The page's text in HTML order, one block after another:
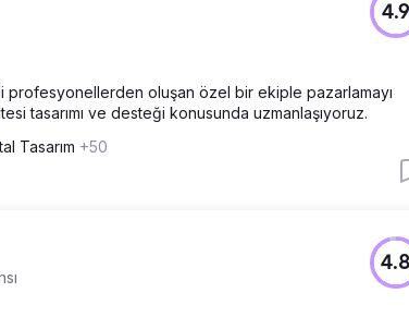
4.9
profesyonellerden oluşan özel bir ekiple pazarlamayı
tasarımı ve desteği konusunda uzmanlaşıyoruz.
Tasarım +50
4.8